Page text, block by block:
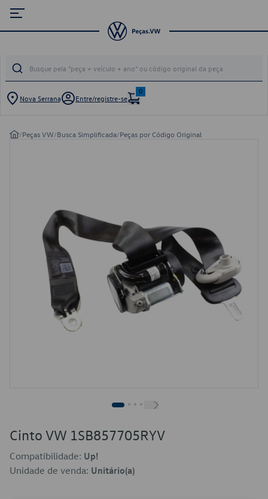
Nova Serrana Entre/registre-se
0
/Peças VW/Busca Simplificada/Peças por Código Original
Cinto VW 1SB857705RYV
Compatibilidade: Up!
Unidade de venda: Unitário(a)